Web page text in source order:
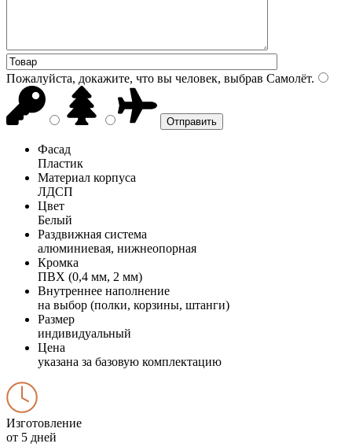
Пожалуйста, докажите, что вы человек, выбрав Самолёт.
Фасад
Пластик
Материал корпуса
ЛДСП
Цвет
Белый
Раздвижная система
алюминиевая, нижнеопорная
Кромка
ПВХ (0,4 мм, 2 мм)
Внутреннее наполнение
на выбор (полки, корзины, штанги)
Размер
индивидуальный
Цена
указана за базовую комплектацию
Изготовление
от 5 дней